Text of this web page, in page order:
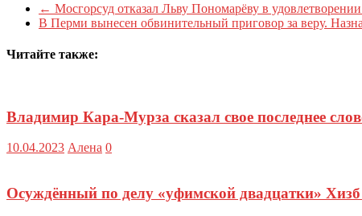
← Мосгорсуд отказал Льву Пономарёву в
В Перми вынесен обвинительный приговор за веру.
Читайте также:
Владимир Кара-Мурза сказал свое последнее
10.04.2023 Алена 0
Осуждённый по делу «уфимской двадцатки»